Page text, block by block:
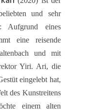
und sehr
Aufgrund eines
eine reisende
und mit
Yiri. Ari, die
eingelebt hat,
des Kunstreitens
einem alten